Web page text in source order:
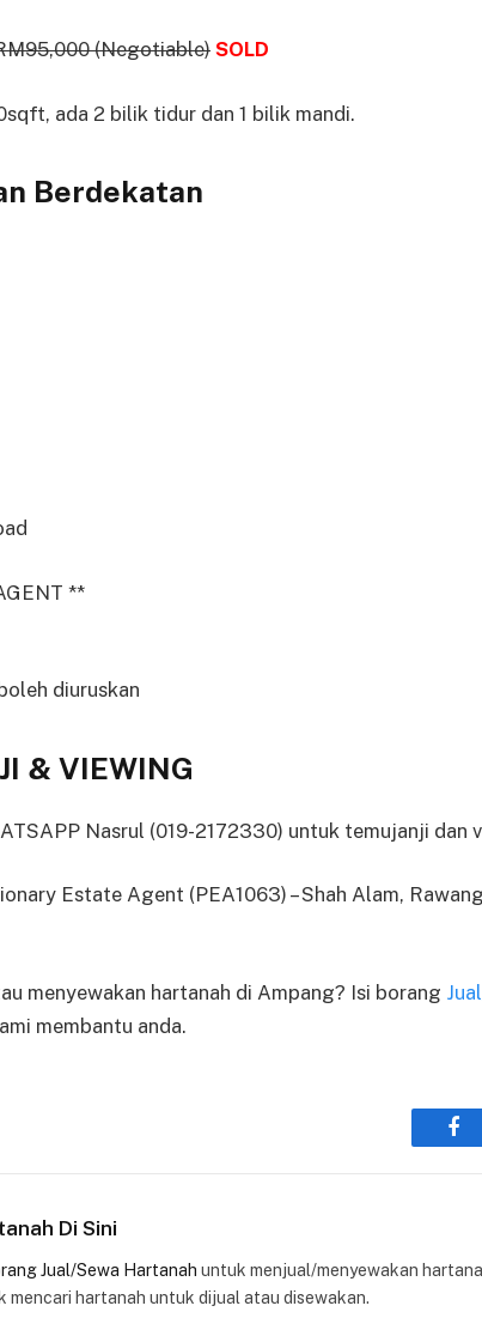
(Negotiable) SOLD
ada 2 bilik tidur dan 1 bilik mandi.
Berdekatan
**
diuruskan
& VIEWING
Nasrul (019-2172330) untuk temujanji dan
Estate Agent (PEA1063) – Shah Alam,
menyewakan hartanah di Ampang? Isi borang
membantu anda.
Di Sini
Jual/Sewa Hartanah untuk menjual/menyewakan
mencari hartanah untuk dijual atau disewakan.